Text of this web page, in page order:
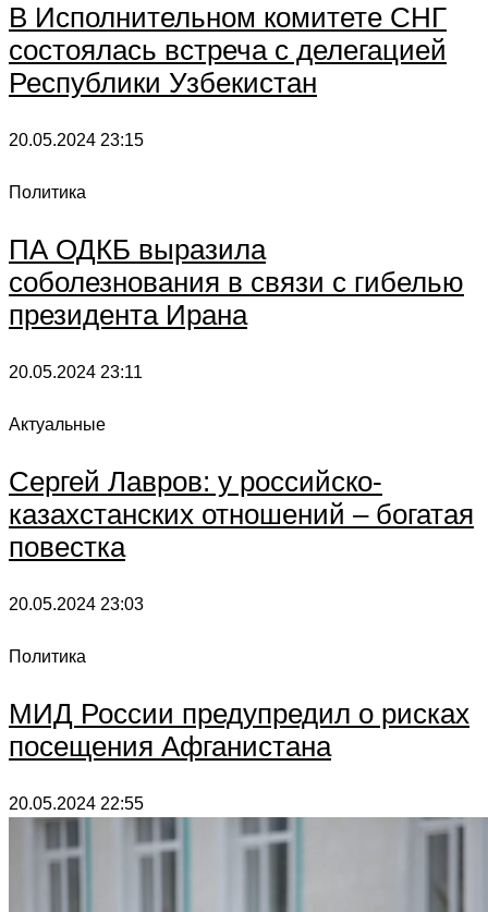
В Исполнительном комитете СНГ
состоялась встреча с делегацией
Республики Узбекистан
20.05.2024 23:15
Политика
ПА ОДКБ выразила
соболезнования в связи с гибелью
президента Ирана
20.05.2024 23:11
Актуальные
Сергей Лавров: у российско-
казахстанских отношений – богатая
повестка
20.05.2024 23:03
Политика
МИД России предупредил о рисках
посещения Афганистана
20.05.2024 22:55